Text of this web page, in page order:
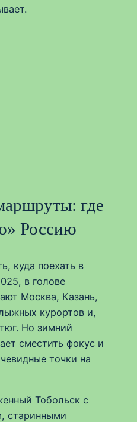
где
Россию
куда поехать в
в голове
Москва, Казань,
курортов и,
Но зимний
сместить фокус и
точки на
Тобольск с
старинными